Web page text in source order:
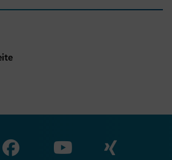
Zu unserer Facebook
Zu